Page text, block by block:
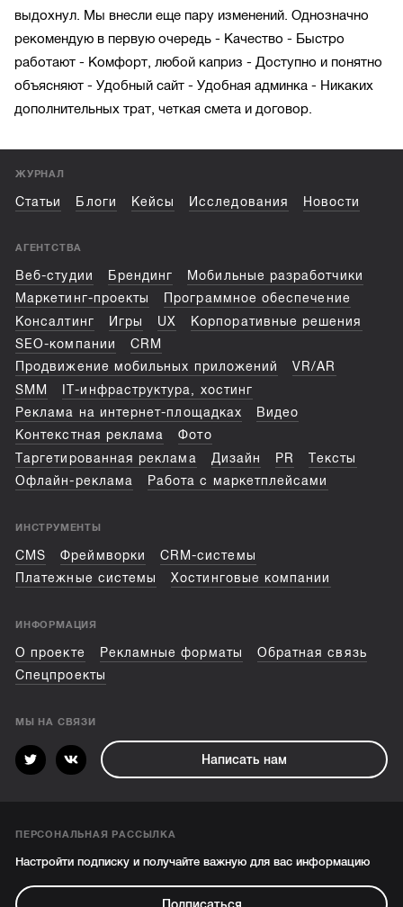
выдохнул. Мы внесли еще пару изменений. Однозначно
рекомендую в первую очередь - Качество - Быстро
работают - Комфорт, любой каприз - Доступно и понятно
объясняют - Удобный сайт - Удобная админка - Никаких
дополнительных трат, четкая смета и договор.
ЖУРНАЛ
Статьи Блоги Кейсы Исследования Новости
АГЕНТСТВА
Веб-студии Брендинг
Мобильные разработчики
Маркетинг-проекты
Программное обеспечение
Консалтинг
Игры UX
Корпоративные решения
SEO-компании
CRM
Продвижение мобильных приложений
VR/AR
SMM
IT-инфраструктура, хостинг
Реклама на интернет-площадках
Видео
Контекстная реклама
Фото
Таргетированная реклама
Дизайн PR
Тексты
Офлайн-реклама
Работа с маркетплейсами
ИНСТРУМЕНТЫ
CMS Фреймворки
CRM-системы
Платежные системы
Хостинговые компании
ИНФОРМАЦИЯ
О проекте Рекламные форматы
Обратная связь
Спецпроекты
МЫ НА СВЯЗИ
Написать нам
ПЕРСОНАЛЬНАЯ РАССЫЛКА
Настройти подписку и получайте важную для вас информацию